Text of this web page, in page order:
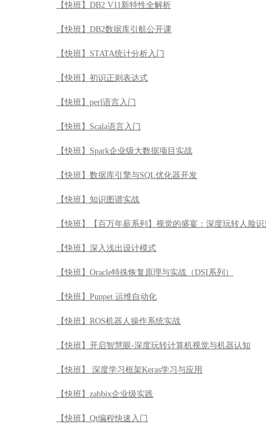
【快班】DB2 V11新特性全解析
【快班】DB2数据库引航公开课
【快班】STATA统计分析入门
【快班】初识正则表达式
【快班】perl语言入门
【快班】Scala语言入门
【快班】Spark企业级大数据项目实战
【快班】数据库引擎与SQL优化器开发
【快班】知识图谱实战
【快班】【百万年薪系列】视觉的盛宴：深度玩转人脸识
【快班】深入浅出设计模式
【快班】Oracle特殊恢复原理与实战（DSI系列）
【快班】Puppet 运维自动化
【快班】ROS机器人操作系统实战
【快班】开启智慧眼-深度玩转计算机视觉与机器认知
【快班】 深度学习框架Keras学习与应用
【快班】zabbix企业级实践
【快班】Qt编程快速入门